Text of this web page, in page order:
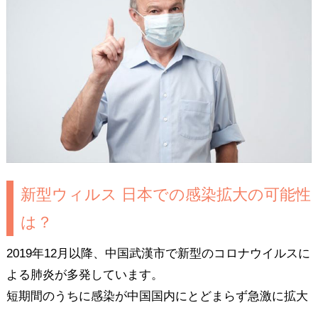
新型ウィルス 日本での感染拡大の可能性
は？
2019年12月以降、中国武漢市で新型のコロナウイルスに
よる肺炎が多発しています。
短期間のうちに感染が中国国内にとどまらず急激に拡大